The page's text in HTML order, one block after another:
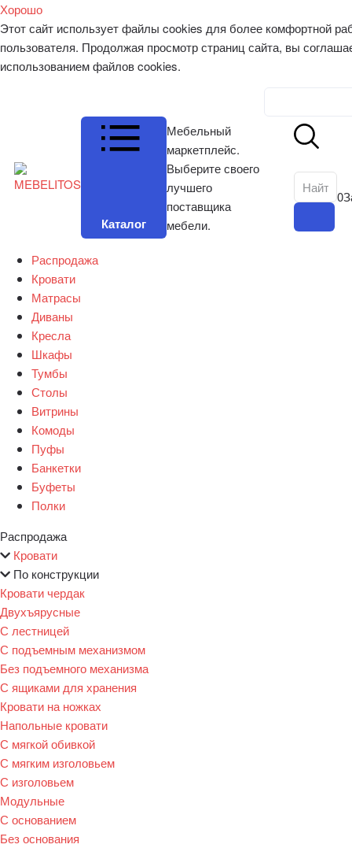
Хорошо
Этот сайт использует файлы cookies для более комфортной
пользователя. Продолжая просмотр страниц сайта, вы
использованием файлов cookies.
Каталог
Мебельный
маркетплейс.
Выберите своего
лучшего
поставщика
мебели.
0
Распродажа
Кровати
Матрасы
Диваны
Кресла
Шкафы
Тумбы
Столы
Витрины
Комоды
Пуфы
Банкетки
Буфеты
Полки
Распродажа
Кровати
По конструкции
Кровати чердак
Двухъярусные
С лестницей
С подъемным механизмом
Без подъемного механизма
С ящиками для хранения
Кровати на ножках
Напольные кровати
С мягкой обивкой
С мягким изголовьем
С изголовьем
Модульные
С основанием
Без основания